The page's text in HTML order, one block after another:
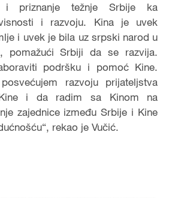
i priznanje težnje Srbije ka
i razvoju. Kina je uvek
i uvek je bila uz srpski narod u
pomažući Srbiji da se razvija.
podršku i pomoć Kine.
razvoju prijateljstva
i da radim sa Kinom na
zajednice između Srbije i Kine
rekao je Vučić.